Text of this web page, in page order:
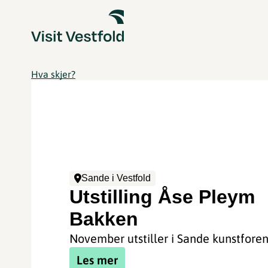
Hva skjer?
Sande i Vestfold
Utstilling Åse Pleym
Bakken
November utstiller i Sande
Les mer